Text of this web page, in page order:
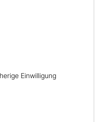
Einwilligung